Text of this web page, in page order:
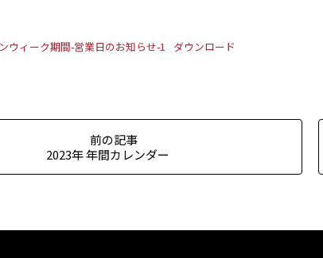
ウィーク期間-営業日のお知らせ-1 ダウンロード
前の記事
2023年 年間カレンダー